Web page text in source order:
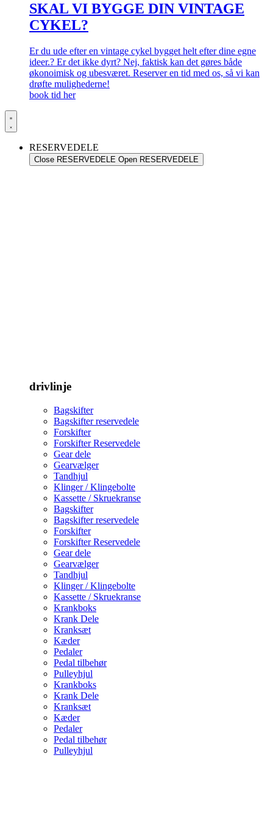
SKAL VI BYGGE DIN VINTAGE
CYKEL?
Er du ude efter en vintage cykel bygget helt efter dine egne
ideer.? Er det ikke dyrt? Nej, faktisk kan det gøres både
økonoimisk og ubesværet. Reserver en tid med os, så vi kan
drøfte mulighederne!
book tid her
RESERVEDELE
Close RESERVEDELE Open RESERVEDELE
drivlinje
Bagskifter
Bagskifter reservedele
Forskifter
Forskifter Reservedele
Gear dele
Gearvælger
Tandhjul
Klinger / Klingebolte
Kassette / Skruekranse
Bagskifter
Bagskifter reservedele
Forskifter
Forskifter Reservedele
Gear dele
Gearvælger
Tandhjul
Klinger / Klingebolte
Kassette / Skruekranse
Krankboks
Krank Dele
Kranksæt
Kæder
Pedaler
Pedal tilbehør
Pulleyhjul
Krankboks
Krank Dele
Kranksæt
Kæder
Pedaler
Pedal tilbehør
Pulleyhjul